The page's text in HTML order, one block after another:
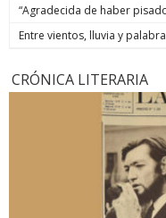
“Agradecida de haber
Entre vientos, lluvia y
CRÓNICA LITERARIA